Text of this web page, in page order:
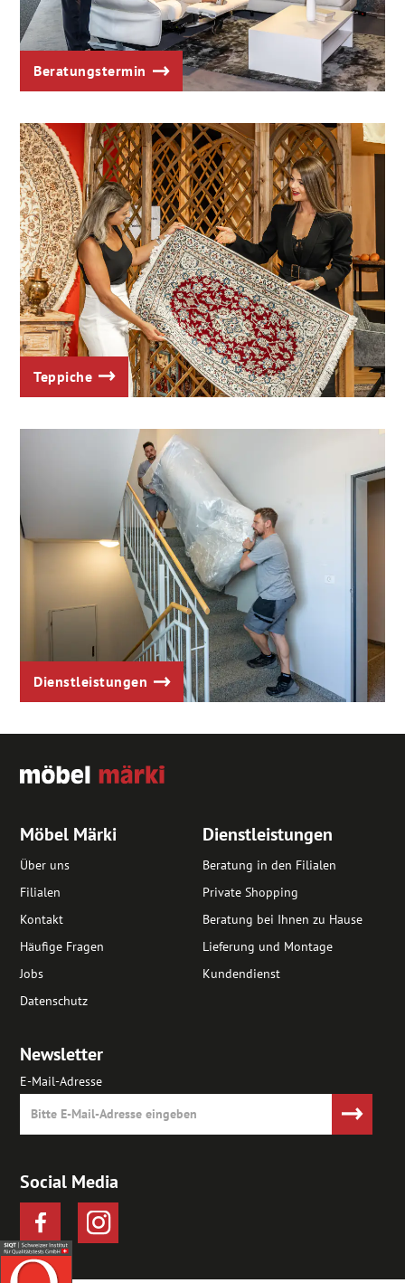
Beratungstermin
Teppiche
Dienstleistungen
Möbel Märki
Über uns
Filialen
Kontakt
Häufige Fragen
Jobs
Datenschutz
Dienstleistungen
Beratung in den Filialen
Private Shopping
Beratung bei Ihnen zu Hause
Lieferung und Montage
Kundendienst
Newsletter
E-Mail-Adresse
Social Media